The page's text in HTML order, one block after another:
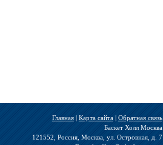
Главная| Карта сайта| Обратная связь
Баскет Холл Москва
121552, Россия, Москва, ул. Островная, д. 7